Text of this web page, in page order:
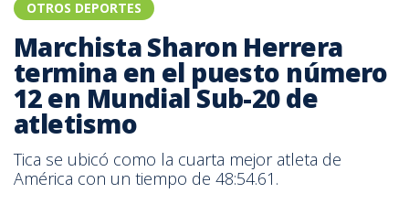
OTROS DEPORTES
Marchista Sharon Herrera
termina en el puesto número
12 en Mundial Sub-20 de
atletismo
Tica se ubicó como la cuarta mejor atleta de
América con un tiempo de 48:54.61.